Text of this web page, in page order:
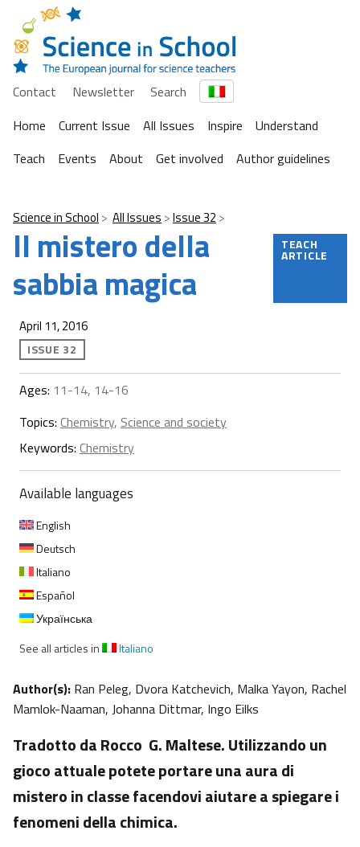
Contact Newsletter
Search
Home
Current Issue All Issues Inspire
Understand
Teach
Events About Get involved Author guidelines
Science in School All Issues Issue 32
Il mistero della
sabbia magica
TEACH
ARTICLE
April 11, 2016
ISSUE 32
Ages: 11-14, 14-16
Topics: Chemistry, Science and society
Keywords: Chemistry
Available languages
English
Deutsch
Italiano
Español
Українська
See all articles in
Italiano
Author(s): Ran Peleg, Dvora Katchevich, Malka Yayon, Rachel
Mamlok-Naaman, Johanna Dittmar, Ingo Eilks
Tradotto da Rocco G. Maltese. Utilizzando un
gioco attuale potete portare una aura di
mistero in classe facendovi aiutare a spiegare i
fenomeni della chimica.